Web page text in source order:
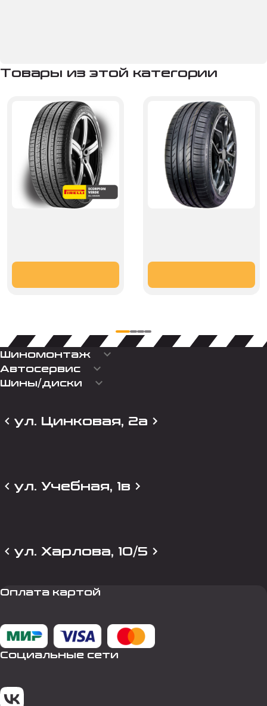
Товары из этой категории
Шиномонтаж keyboard_arrow_down
Автосервис keyboard_arrow_down
Шины/диски keyboard_arrow_down
ул. Цинковая, 2а
ул. Учебная, 1в
ул. Харлова, 10/5
Оплата картой
Социальные сети